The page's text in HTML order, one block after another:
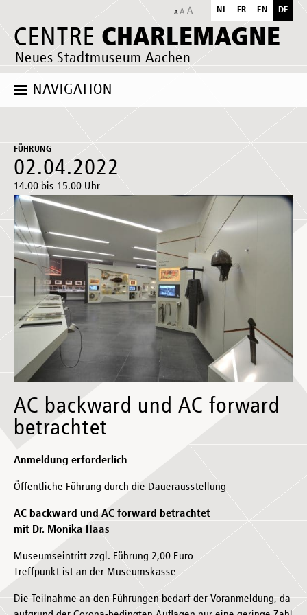
CENTRE CHARLEMAGNE
Neues Stadtmuseum Aachen
NL FR EN DE
NAVIGATION
FÜHRUNG
02.04.2022
14.00 bis 15.00 Uhr
AC backward und AC forward
betrachtet
Anmeldung erforderlich
Öffentliche Führung durch die Dauerausstellung
AC backward und AC forward betrachtet
mit Dr. Monika Haas
Museumseintritt zzgl. Führung 2,00 Euro
Treffpunkt ist an der Museumskasse
Die Teilnahme an den Führungen bedarf der Voranmeldung, da